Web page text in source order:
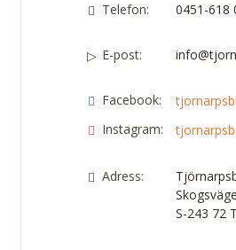
Telefon: 0451-618
E-post:
Facebook:
Instagram:
Adress:
S-243 72